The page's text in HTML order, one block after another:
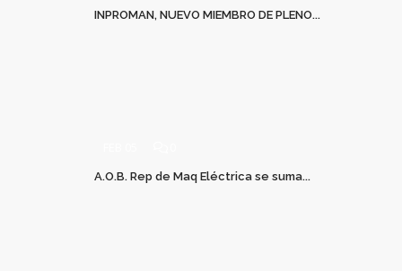
INPROMAN, NUEVO MIEMBRO DE PLENO...
A.O.B. Rep de Maq Eléctrica se suma...